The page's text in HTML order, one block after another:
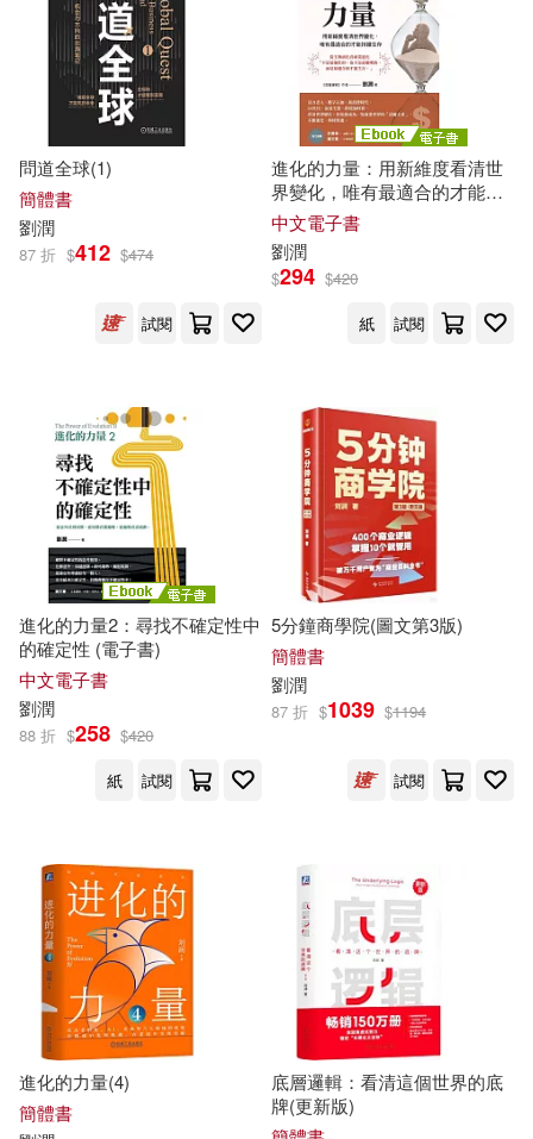
陳正根(1)
魏向清(1)
魏向清 劉潤澤 劉韶方（主編）(1)
（比）克里斯·布雷迪，（英）卡爾·
圖伊斯，（加）沙耶根·奧米德沙菲
（法）塞德里克·格里穆(1)
（西）安德烈斯·巴爾瓦(1)
甘肅教育出版社(1)
知識產權出版社(1)
研究出版社(1)
西北大學出版社(1)
金城出版社(1)
問道全球(1)
簡體書
劉潤
87 折 $412 $474
試閱
進化的力量：用新維度看清世
界變化，唯有最適合的才能持
續生存 (電子書)
中文電子書
劉潤
$294 $420
紙
試閱
進化的力量2：尋找不確定性中
的確定性 (電子書)
中文電子書
劉潤
88 折 $258 $420
紙
試閱
5分鐘商學院(圖文第3版)
簡體書
劉潤
87 折 $1039 $1194
試閱
進化的力量(4)
簡體書
底層邏輯：看清這個世界的底
牌(更新版)